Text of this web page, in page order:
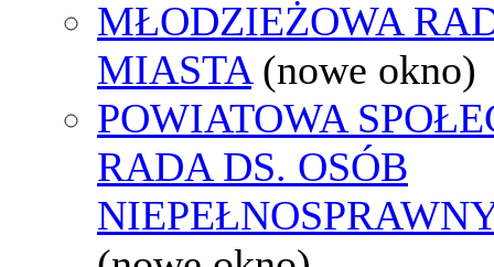
MŁODZIEŻOWA
MIASTA (nowe okno)
POWIATOWA
RADA DS. OSÓB